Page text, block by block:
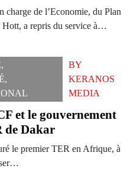
charge de l’Economie, du Plan
Hott, a repris du service à…
,
,
BY
KERANOS
MEDIA
et le gouvernement
de Dakar
le premier TER en Afrique, à